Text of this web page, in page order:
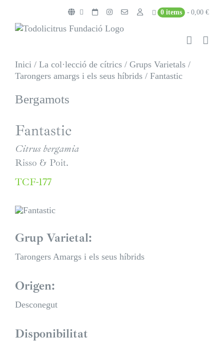
content
0 items 0,00 €
Inici / La col·lecció de cítrics / Grups Varietals /
Tarongers amargs i els seus híbrids / Fantastic
Bergamots
Fantastic
Citrus bergamia
Risso & Poit.
TCF-177
Grup Varietal:
Tarongers Amargs i els seus híbrids
Origen:
Desconegut
Disponibilitat